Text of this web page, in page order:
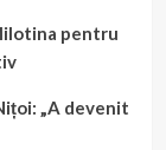
pentru
„A devenit